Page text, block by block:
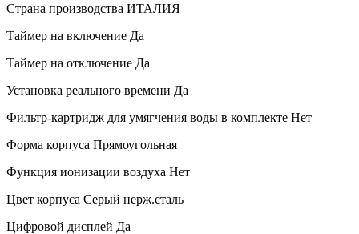
Страна производства ИТАЛИЯ
Таймер на включение Да
Таймер на отключение Да
Установка реального времени Да
Фильтр-картридж для умягчения воды в комплекте Нет
Форма корпуса Прямоугольная
Функция ионизации воздуха Нет
Цвет корпуса Серый нерж.сталь
Цифровой дисплей Да